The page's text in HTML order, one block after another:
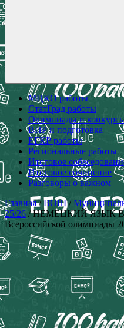
МЦКО работы
СтатГрад работы
Олимпиады и
ВПР и подготовка
ЕГКР работы
Региональные работы
Итоговое
Итоговое сочинение
Разговоры о важном
Главная/ВОШ/
25/26 / НЕМЕЦКИЙ ЯЗЫК
Всероссийской олимпиады